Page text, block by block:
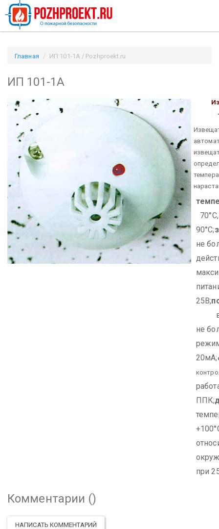
Главная ИП 101-1А / Pozhproekt.ru
ИП 101-1А
90°С;
не
25В;
в
не
20мА;
ППК;
при
Комментарии ()
НАПИСАТЬ КОММЕНТАРИЙ